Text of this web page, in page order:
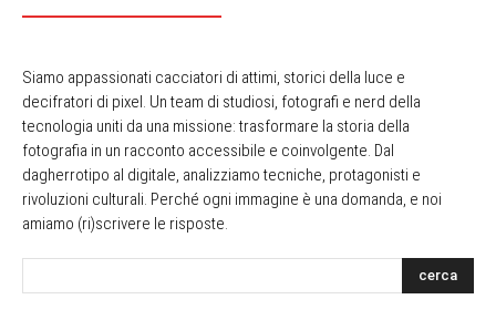
Siamo appassionati cacciatori di attimi, storici della luce e
decifratori di pixel. Un team di studiosi, fotografi e nerd della
tecnologia uniti da una missione: trasformare la storia della
fotografia in un racconto accessibile e coinvolgente. Dal
dagherrotipo al digitale, analizziamo tecniche, protagonisti e
rivoluzioni culturali. Perché ogni immagine è una domanda, e noi
amiamo (ri)scrivere le risposte.
cerca